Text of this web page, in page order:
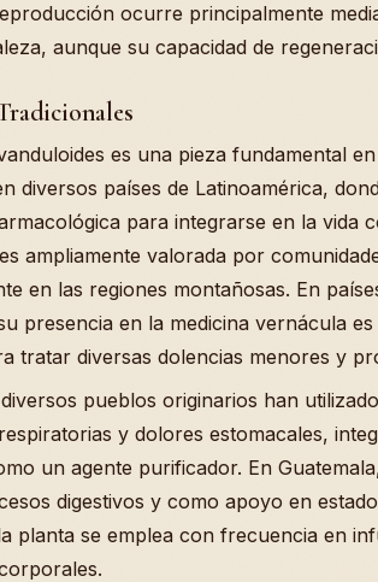
ocurre principalmente
aunque su capacidad de
es una pieza fundamental
diversos países de Latinoamérica,
para integrarse en la vida
ampliamente valorada por
en las regiones montañosas. En
presencia en la medicina vernácula
tratar diversas dolencias menores y
pueblos originarios han
y dolores estomacales,
un agente purificador. En
digestivos y como apoyo en
planta se emplea con frecuencia en